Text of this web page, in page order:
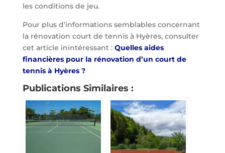
les conditions de jeu.
Pour plus d’informations semblables concernant
la rénovation court de tennis à Hyères, consulter
cet article inintéressant : Quelles aides
financières pour la rénovation d’un court de
tennis à Hyères ?
Publications Similaires :